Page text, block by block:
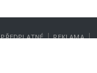
PŘEDPLATNÉ | REKLAMA |